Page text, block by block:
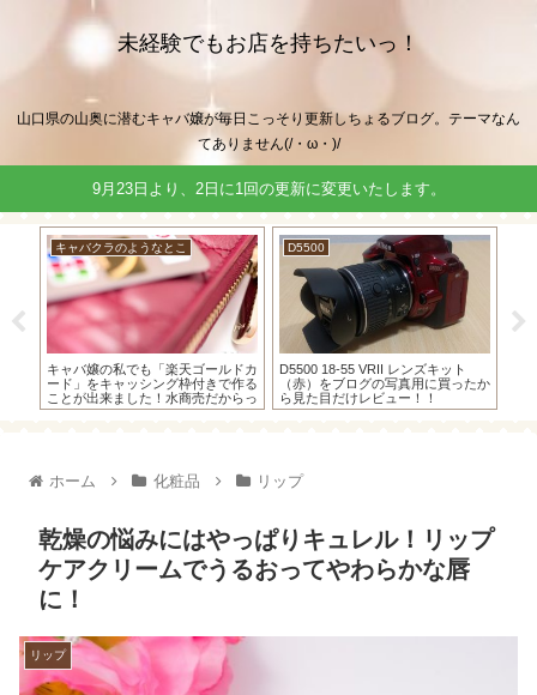
未経験でもお店を持ちたいっ！
山口県の山奥に潜むキャバ嬢が毎日こっそり更新しちょるブログ。テーマなん
てありません(/・ω・)/
9月23日より、2日に1回の更新に変更いたします。
キャバクラのようなとこ
キャバ嬢の私でも「楽天ゴールドカ
ード」をキャッシング枠付きで作る
ことが出来ました！水商売だからっ
て諦めないで！
D5500
D5500 18-55 VRII レンズキット
（赤）をブログの写真用に買ったか
ら見た目だけレビュー！！
ホーム 化粧品 リップ
乾燥の悩みにはやっぱりキュレル！リップ
ケアクリームでうるおってやわらかな唇
に！
リップ